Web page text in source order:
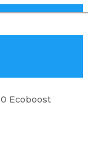
Ecoboost